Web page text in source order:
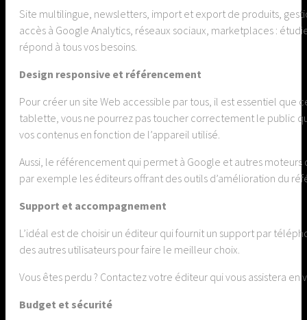
Site multilingue, newsletters, import et export de produits,
accès à Google Analytics, réseaux sociaux, marketplaces :
répond à tous vos besoins.
Design responsive et référencement
Pour créer un site Web accessible par tous, il est essentiel que
tablette, vous ne pourrez pas toucher correctement le public
vos contenus en fonction de l’appareil utilisé.
Aussi, le référencement qui permet à Google et autres
par exemple les éditeurs offrant des outils d’amélioration du
Support et accompagnement
L’idéal est de choisir un éditeur qui fournit un support par
des autres utilisateurs pour faire le meilleur choix.
Vous êtes perdu ? Contactez votre éditeur qui vous assistera
Budget et sécurité